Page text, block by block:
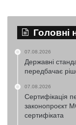
Головні
07.08.2026
Державні
передбачає
07.08.2026
Сертифікація
законопроєкт
сертифіката